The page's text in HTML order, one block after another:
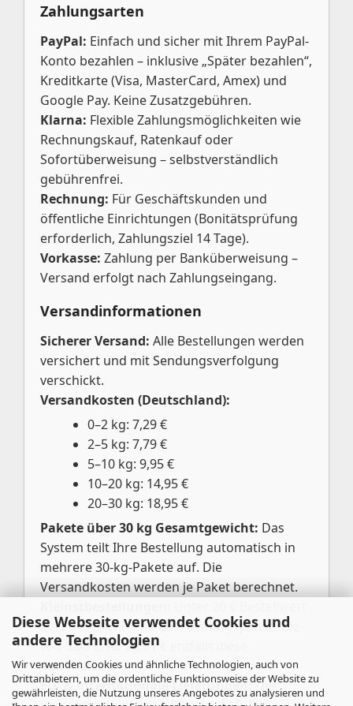
Diese Webseite verwendet Cookies und
andere Technologien
Wir verwenden Cookies und ähnliche Technologien, auch von
Drittanbietern, um die ordentliche Funktionsweise der Website zu
gewährleisten, die Nutzung unseres Angebotes zu analysieren und
Zahlungsarten
PayPal: Einfach und sicher mit Ihrem PayPal-
Konto bezahlen – inklusive „Später bezahlen“,
Kreditkarte (Visa, MasterCard, Amex) und
Google Pay. Keine Zusatzgebühren.
Klarna: Flexible Zahlungsmöglichkeiten wie
Rechnungskauf, Ratenkauf oder
Sofortüberweisung – selbstverständlich
gebührenfrei.
Rechnung: Für Geschäftskunden und
öffentliche Einrichtungen (Bonitätsprüfung
erforderlich, Zahlungsziel 14 Tage).
Vorkasse: Zahlung per Banküberweisung –
Versand erfolgt nach Zahlungseingang.
Versandinformationen
Sicherer Versand: Alle Bestellungen werden
versichert und mit Sendungsverfolgung
verschickt.
Versandkosten (Deutschland):
0–2 kg: 7,29 €
2–5 kg: 7,79 €
5–10 kg: 9,95 €
10–20 kg: 14,95 €
20–30 kg: 18,95 €
Pakete über 30 kg Gesamtgewicht: Das
System teilt Ihre Bestellung automatisch in
mehrere 30-kg-Pakete auf. Die
Versandkosten werden je Paket berechnet.
berechnen wir eine Bearbeitungspauschale
von 3,00 €. Ab 20,01 € entfällt diese
automatisch.
EU- & internationale Lieferungen:Der